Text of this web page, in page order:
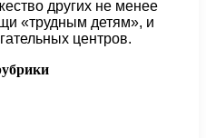
других не менее
«трудным детям», и
центров.